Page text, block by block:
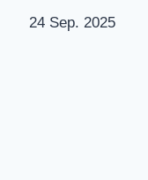
24 Sep. 2025